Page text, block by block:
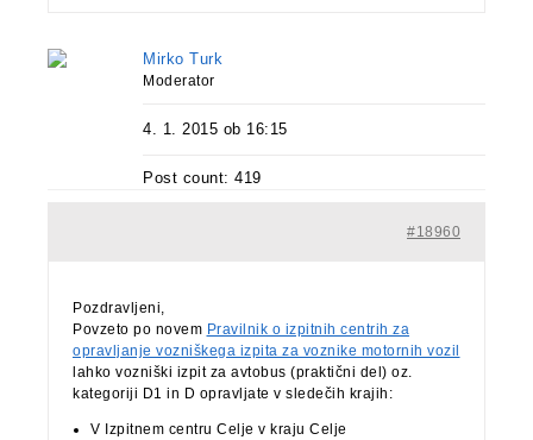
Mirko Turk
Moderator
4. 1. 2015 ob 16:15
Post count: 419
#18960
Pozdravljeni,
Povzeto po novem Pravilnik o izpitnih centrih za
opravljanje vozniškega izpita za voznike motornih vozil
lahko vozniški izpit za avtobus (praktični del) oz.
kategoriji D1 in D opravljate v sledečih krajih:
V Izpitnem centru Celje v kraju Celje